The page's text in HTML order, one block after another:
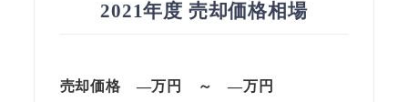
2021年度 売却価格相場
売却価格 —万円 ～ —万円